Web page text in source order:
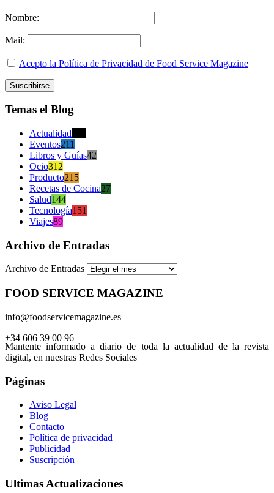
Nombre:
Mail:
Acepto la Política de Privacidad de Food Service Magazine
Temas el Blog
Actualidad
Eventos211
Libros y Guías42
Ocio312
Producto215
Recetas de Cocina27
Salud144
Tecnología151
Viajes89
Archivo de Entradas
Archivo de Entradas
FOOD SERVICE MAGAZINE
info@foodservicemagazine.es
+34 606 39 00 96
Mantente informado a diario de toda la actualidad de la revista
digital, en nuestras Redes Sociales
Páginas
Aviso Legal
Blog
Contacto
Política de privacidad
Publicidad
Suscripción
Ultimas Actualizaciones